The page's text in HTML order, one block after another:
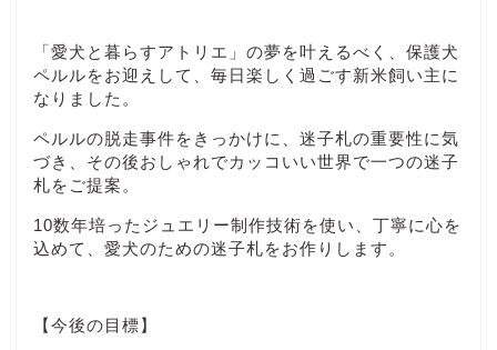
「愛犬と暮らすアトリエ」の夢を叶えるべく、保護犬
ペルルをお迎えして、毎日楽しく過ごす新米飼い主に
なりました。
ペルルの脱走事件をきっかけに、迷子札の重要性に気
づき、その後おしゃれでカッコいい世界で一つの迷子
札をご提案。
10数年培ったジュエリー制作技術を使い、丁寧に心を
込めて、愛犬のための迷子札をお作りします。
【今後の目標】